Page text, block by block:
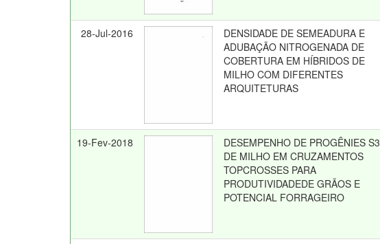
28-Jul-2016
DENSIDADE DE SEMEADURA E
ADUBAÇÃO NITROGENADA DE
COBERTURA EM HÍBRIDOS DE
MILHO COM DIFERENTES
ARQUITETURAS
19-Fev-2018
DESEMPENHO DE PROGÊNIES S3
DE MILHO EM CRUZAMENTOS
TOPCROSSES PARA
PRODUTIVIDADEDE GRÃOS E
POTENCIAL FORRAGEIRO